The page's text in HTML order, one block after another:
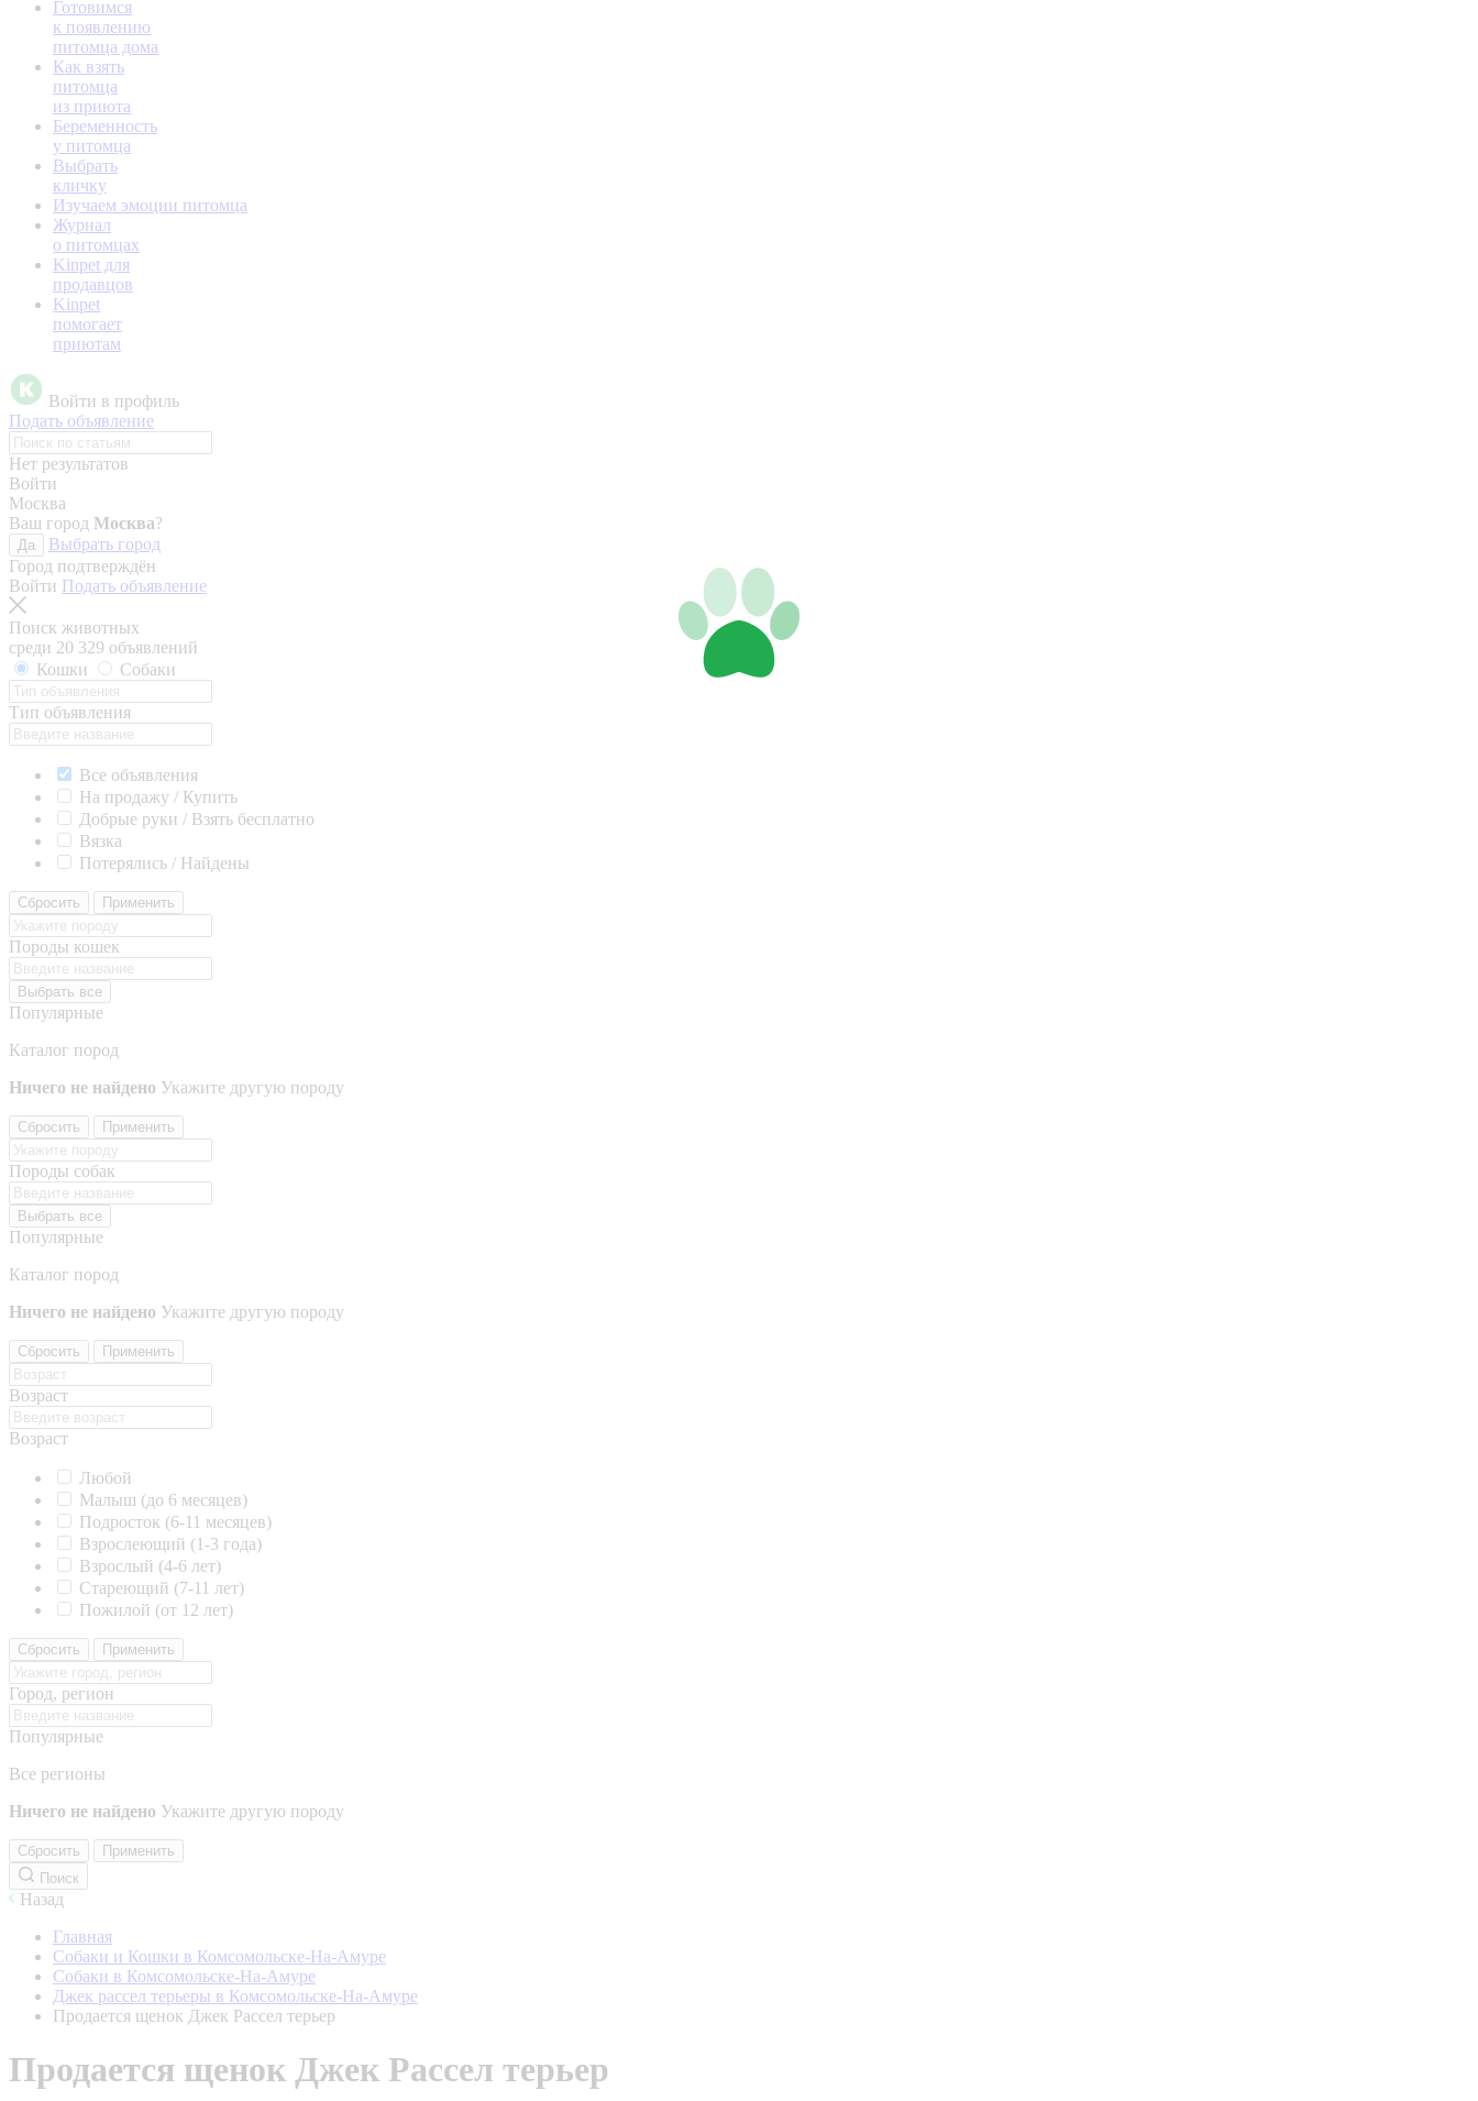
Готовимся
к появлению
питомца дома
Как взять
питомца
из приюта
Беременность
у питомца
Выбрать
кличку
Изучаем эмоции питомца
Журнал
о питомцах
Kinpet для
продавцов
Kinpet
помогает
приютам
Войти в профиль
Подать объявление
Нет результатов
Войти
Москва
Ваш город Москва?
Да
Выбрать город
Город подтверждён
Войти Подать объявление
Поиск животных
среди 20 329 объявлений
Кошки
Собаки
Тип объявления
Все объявления
На продажу / Купить
Добрые руки / Взять бесплатно
Вязка
Потерялись / Найдены
Сбросить Применить
Породы кошек
Выбрать все
Популярные
Каталог пород
Ничего не найдено Укажите другую породу
Сбросить Применить
Породы собак
Выбрать все
Популярные
Каталог пород
Ничего не найдено Укажите другую породу
Сбросить Применить
Возраст
Возраст
Любой
Малыш (до 6 месяцев)
Подросток (6-11 месяцев)
Взрослеющий (1-3 года)
Взрослый (4-6 лет)
Стареющий (7-11 лет)
Пожилой (от 12 лет)
Сбросить Применить
Город, регион
Популярные
Все регионы
Ничего не найдено Укажите другую породу
Сбросить
Применить
Поиск
Назад
Главная
Собаки и Кошки в Комсомольске-На-Амуре
Собаки в Комсомольске-На-Амуре
Джек рассел терьеры в Комсомольске-На-Амуре
Продается щенок Джек Рассел терьер
Продается щенок Джек Рассел терьер